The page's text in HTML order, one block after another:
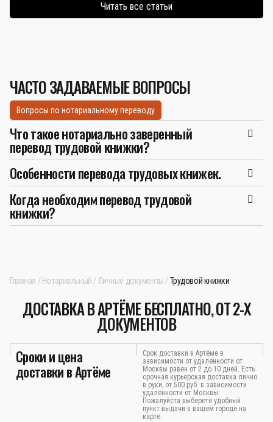
Читать все статьи
ЧАСТО ЗАДАВАЕМЫЕ ВОПРОСЫ
Вопросы по нотариальному переводу
Что такое нотариально заверенный
перевод трудовой книжки?
Особенности перевода трудовых книжек.
Когда необходим перевод трудовой
книжки?
Главная Нотариальный Личные документы Трудовой книжки
ДОСТАВКА В АРТЁМЕ БЕСПЛАТНО, ОТ 2-Х
ДОКУМЕНТОВ
Сроки и цена
доставки в Артёме
Срок доставки в Артёме в
зависимости от удаленности от
Москвы равен от 2 до 10 дней. Есть
срочная курьерская доставка лично
в руки, от 500 руб. в зависимости
удалённости от Москвы.
Пожалуйста выберете удобный
пункт выдачи в вашем городе на
карте.